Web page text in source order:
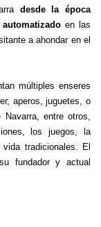
desde la época
en las
a ahondar en el
múltiples enseres
aperos, juguetes, o
entre otros,
los juegos, la
tradicionales. El
fundador y actual